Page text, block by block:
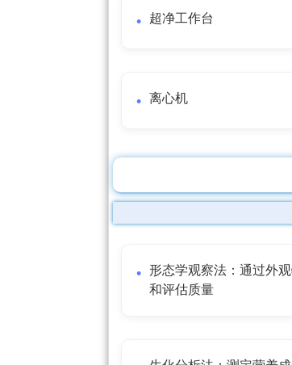
超净工作台
离心机
形态学观察法：通过外
和评估质量